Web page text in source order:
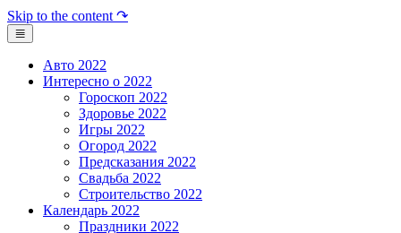
Skip to the content ↷
Авто 2022
Интересно о 2022
Гороскоп 2022
Здоровье 2022
Игры 2022
Огород 2022
Предсказания 2022
Свадьба 2022
Строительство 2022
Календарь 2022
Праздники 2022